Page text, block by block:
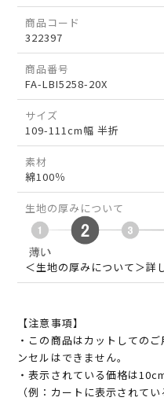
商品コード
322397
商品番号
FA-LBI5258-20X
サイズ
109-111cm幅 半折
素材
綿100％
生地の厚みについて
＜生地の厚みについて＞詳
【注意事項】
・この商品はカットしての
ンセルはできません。
・表示されている価格は
（例：カートに表示されて